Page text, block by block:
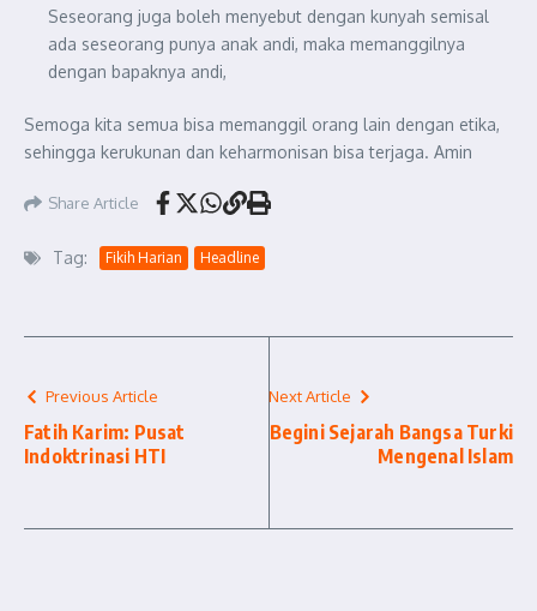
Seseorang juga boleh menyebut dengan kunyah semisal
ada seseorang punya anak andi, maka memanggilnya
dengan bapaknya andi,
Semoga kita semua bisa memanggil orang lain dengan etika,
sehingga kerukunan dan keharmonisan bisa terjaga. Amin
Share Article
Tag: Fikih Harian Headline
Previous Article
Fatih Karim: Pusat
Indoktrinasi HTI
Next Article
Begini Sejarah Bangsa Turki
Mengenal Islam